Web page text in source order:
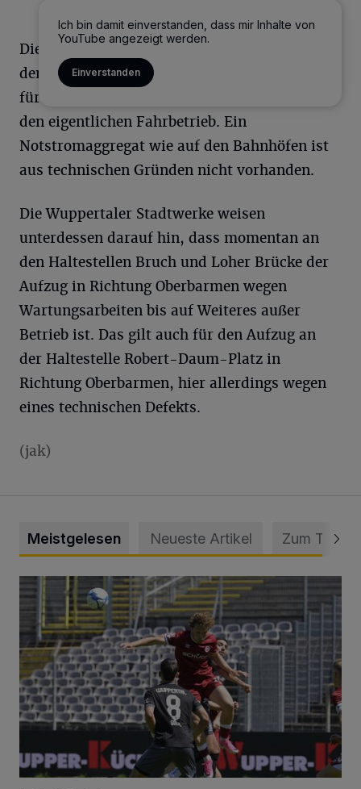
Ich bin damit einverstanden, dass mir Inhalte von
YouTube angezeigt werden.
Einverstanden
Die Wuppertaler Schwebebahn verfügt zwar in
den Zügen über Batterien, die können aber nur
für die Beleuchtung genutzt werden, nicht für
den eigentlichen Fahrbetrieb. Ein
Notstromaggregat wie auf den Bahnhöfen ist
aus technischen Gründen nicht vorhanden.
Die Wuppertaler Stadtwerke weisen
unterdessen darauf hin, dass momentan an
den Haltestellen Bruch und Loher Brücke der
Aufzug in Richtung Oberbarmen wegen
Wartungsarbeiten bis auf Weiteres außer
Betrieb ist. Das gilt auch für den Aufzug an
der Haltestelle Robert-Daum-Platz in
Richtung Oberbarmen, hier allerdings wegen
eines technischen Defekts.
(jak)
Meistgelesen Neueste Artikel Zum Thema
WSV: Übertragung im Barmer Bahnhof und klare Ansage